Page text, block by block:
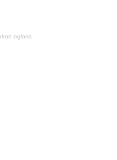
oglasa